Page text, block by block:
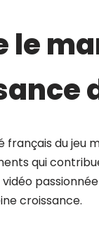
le
français du jeu
qui
croissance.